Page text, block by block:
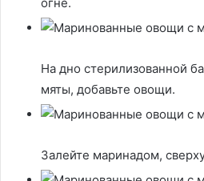
На дно стерилизованной
мяты, добавьте овощи.
Залейте маринадом,